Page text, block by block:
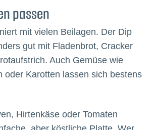
passen
mit vielen Beilagen. Der Dip
gut mit Fladenbrot, Cracker
Auch Gemüse wie
oder Karotten lassen sich bestens
Hirtenkäse oder Tomaten